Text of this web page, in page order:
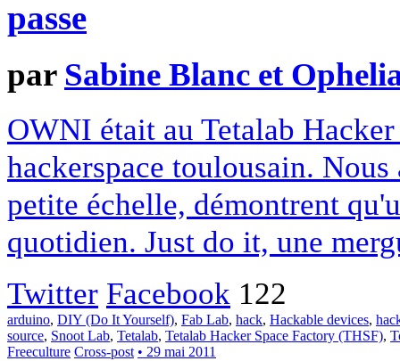
passe
par Sabine Blanc et
OWNI était au Tetalab
hackerspace toulousain.
petite échelle, démontrent
quotidien. Just do it, une
Twitter Facebook 122
arduino, DIY (Do It Yourself), Fab Lab, hack, Hackable devices,
source, Snoot Lab, Tetalab, Tetalab Hacker Space Factory (THSF),
Freeculture Cross-post • 29 mai 2011